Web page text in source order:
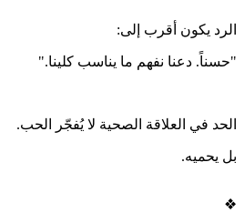
الرد يكون أقرب إلى:
"حسناً. دعنا نفهم ما يناسب كلينا."
الحد في العلاقة الصحية لا يُفجّر الحب.
بل يحميه.
❖